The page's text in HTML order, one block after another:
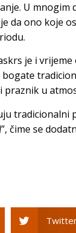
U
da ono koje
je i
praznik u
tradicionalni
čime se